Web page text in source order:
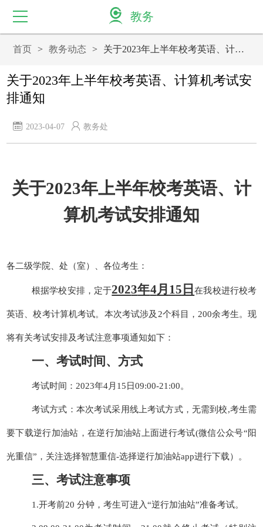
教务
首页
教务动态
机构设置
考试中心
首页 > 教务动态 > 关于2023年上半年校考英语、计算机考试安排通知
关于2023年上半年校考英语、计算机考试安
排通知
2023-04-07 教务处
关于2023年上半年校考英语、计
算机考试安排通知
各二级学院、处（室）、各位考生：
根据学校安排， 定于2023年4月 15 日在我校进行校考
英语 、校考计算机考试。本次考试涉及 2个科目， 200余考生。现
将有关考试安排及考试注意事项通知如下：
一、考试时间、方式
考试时间： 2023年4月 15日09:00-21:00。
考试方式：本次考试采用线上考试方式， 无需到校,考生需
要下载逆行加油站，在逆行加油站上面进行考试(微信公众号“阳
光重信” ，关注选择智慧重信-选择逆行加油站app进行下载）。
三、考试注意事项
1 .开考前20 分钟，考生可进入“逆行加油站”准备考试。